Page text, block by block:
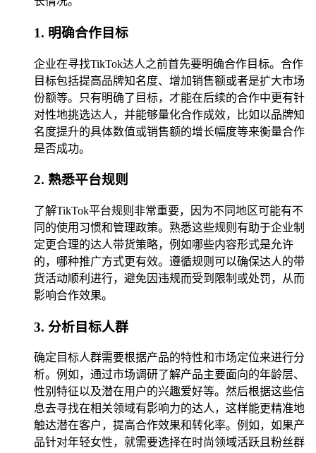
1. 明确合作目标
企业在寻找TikTok达人之前首先要明确合作目标。合作
目标包括提高品牌知名度、增加销售额或者是扩大市场
份额等。只有明确了目标，才能在后续的合作中更有针
对性地挑选达人，并能够量化合作成效，比如以品牌知
名度提升的具体数值或销售额的增长幅度等来衡量合作
是否成功。
2. 熟悉平台规则
了解TikTok平台规则非常重要，因为不同地区可能有不
同的使用习惯和管理政策。熟悉这些规则有助于企业制
定更合理的达人带货策略，例如哪些内容形式是允许
的，哪种推广方式更有效。遵循规则可以确保达人的带
货活动顺利进行，避免因违规而受到限制或处罚，从而
影响合作效果。
3. 分析目标人群
确定目标人群需要根据产品的特性和市场定位来进行分
析。例如，通过市场调研了解产品主要面向的年龄层、
性别特征以及潜在用户的兴趣爱好等。然后根据这些信
息去寻找在相关领域有影响力的达人，这样能更精准地
触达潜在客户，提高合作效果和转化率。例如，如果产
品针对年轻女性，就需要选择在时尚领域活跃且粉丝群